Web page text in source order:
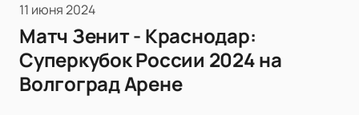
11 июня 2024
Матч Зенит - Краснодар:
Суперкубок России 2024 на
Волгоград Арене